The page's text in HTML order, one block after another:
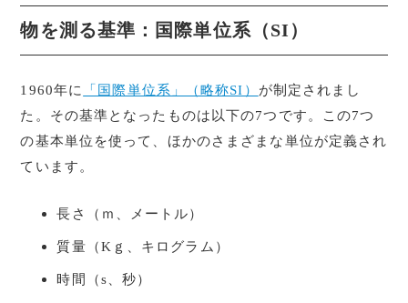
物を測る基準：国際単位系（SI）
1960年に 「国際単位系」（略称SI） が制定されまし
た。その基準となったものは以下の7つです。この7つ
の基本単位を使って、ほかのさまざまな単位が定義され
ています。
長さ（ｍ、メートル）
質量（Kｇ、キログラム）
時間（s、秒）